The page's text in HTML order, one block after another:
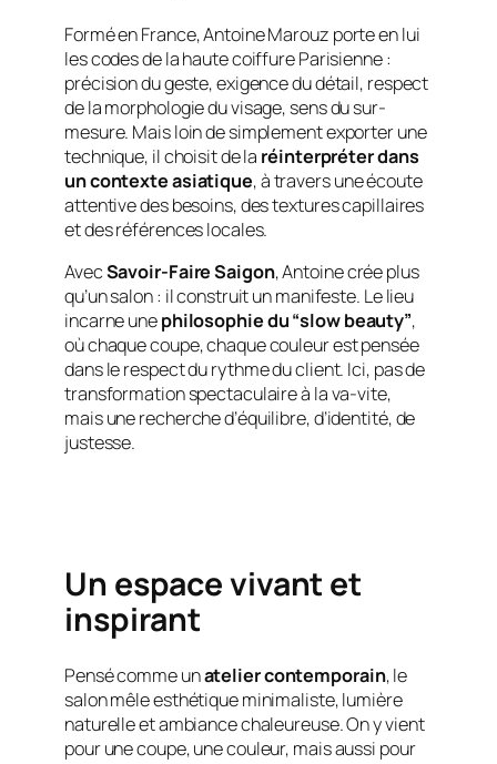
Formé en France, Antoine Marouz porte en lui
les codes de la haute coiffure Parisienne :
précision du geste, exigence du détail, respect
de la morphologie du visage, sens du sur-
mesure. Mais loin de simplement exporter une
technique, il choisit de la réinterpréter dans
un contexte asiatique, à travers une écoute
attentive des besoins, des textures capillaires
et des références locales.
AvecSavoir-Faire Saigon, Antoine crée plus
qu’un salon : il construit un manifeste. Le lieu
incarne unephilosophie du “slow beauty”,
où chaque coupe, chaque couleur est pensée
dans le respect du rythme du client. Ici, pas de
transformation spectaculaire à la va-vite,
mais une recherche d’équilibre, d’identité, de
justesse.
Un espace vivant et
inspirant
Pensé comme unatelier contemporain, le
salon mêle esthétique minimaliste, lumière
naturelle et ambiance chaleureuse. On y vient
pour une coupe, une couleur, mais aussi pour